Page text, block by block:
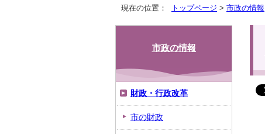
現在の位置： トップページ > 市政の情報
市政の情報
財政・行政改革
市の財政